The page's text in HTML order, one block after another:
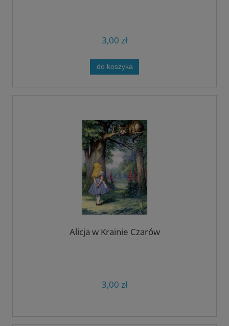
3,00 zł
do koszyka
Alicja w Krainie Czarów
3,00 zł